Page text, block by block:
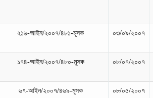
২১৬-আইন/২০০৭/৪৮১-মূসক ০৩/০৯/২০০৭
১৭৪-আইন/২০০৭/৪৮০-মূসক ০৮/০৭/২০০৭
৬৭-আইন/২০০৭/৪৬৯-মূসক ০৮/০৫/২০০৭